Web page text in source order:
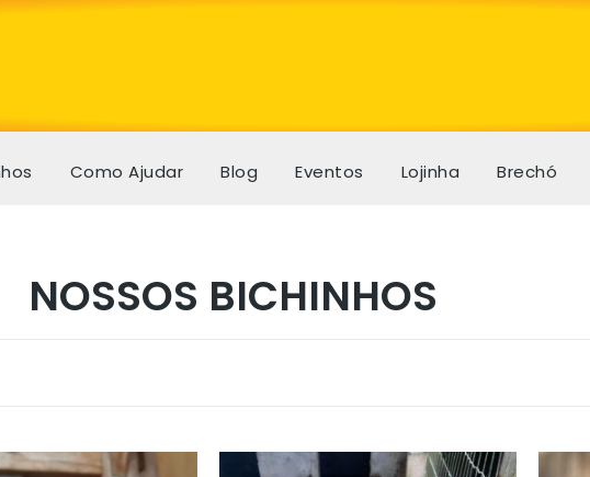
Como Ajudar Blog Eventos Lojinha Brechó
NOSSOS BICHINHOS